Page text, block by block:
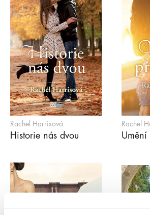
Rachel Harrisová
Historie nás dvou
Rachel
Umění